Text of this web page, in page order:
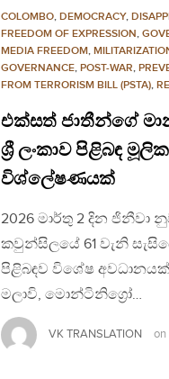
COLOMBO, DEMOCRACY,
FREEDOM OF EXPRESSION,
MEDIA FREEDOM,
GOVERNANCE, POST-WAR,
FROM TERRORISM BILL (PSTA),
එක්සත් ජාතීන්ගේ
ශ්‍රී ලංකාව පිළිබඳ
විශ්ලේෂණයක්
2026 මාර්තු 2 දින ජිනීවා
කවුන්සිලයේ 61 වැනි
පිළිබඳව විශේෂ
මලාවි, මොන්ටිනිග්‍රෝ…
VK TRANSLATION on